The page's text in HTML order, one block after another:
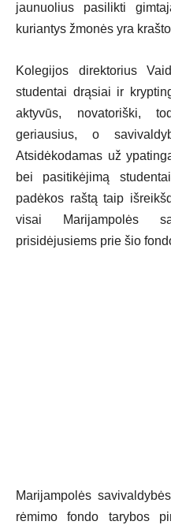
jaunuolius pasilikti
kuriantys žmonės yra
Kolegijos direktorius
studentai drąsiai ir
aktyvūs, novatoriški,
geriausius, o
Atsidėkodamas už
bei pasitikėjimą
padėkos raštą taip
visai Marijampolės
prisidėjusiems prie šio
Marijampolės
rėmimo fondo tarybos